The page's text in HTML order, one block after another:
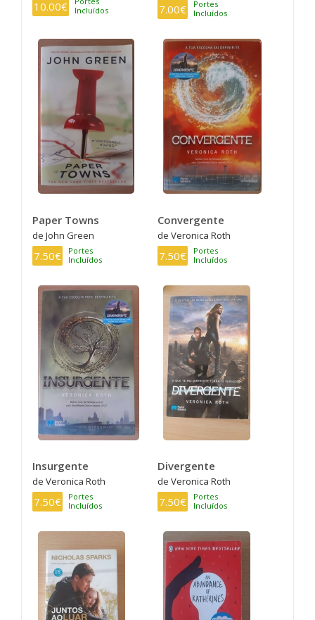
10.00€
Incluídos
7.00€
Portes
Incluídos
Paper Towns
de John Green
7.50€
Portes
Incluídos
Convergente
de Veronica Roth
7.50€
Portes
Incluídos
Insurgente
de Veronica Roth
7.50€
Portes
Incluídos
Divergente
de Veronica Roth
7.50€
Portes
Incluídos